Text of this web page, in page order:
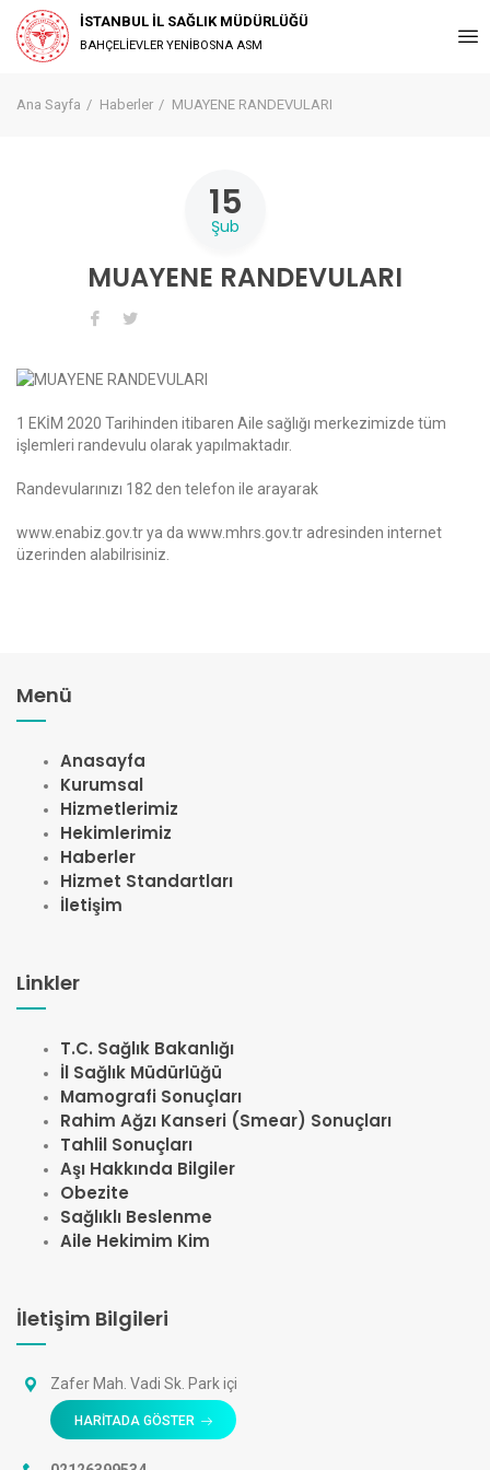
İSTANBUL İL SAĞLIK MÜDÜRLÜĞÜ
BAHÇELİEVLER YENİBOSNA ASM
Ana Sayfa Haberler MUAYENE RANDEVULARI
15
Şub
MUAYENE RANDEVULARI
1 EKİM 2020 Tarihinden itibaren Aile sağlığı merkezimizde tüm
işlemleri randevulu olarak yapılmaktadır.
Randevularınızı 182 den telefon ile arayarak
www.enabiz.gov.tr ya da www.mhrs.gov.tr adresinden internet
üzerinden alabilrisiniz.
Menü
Anasayfa
Kurumsal
Hizmetlerimiz
Hekimlerimiz
Haberler
Hizmet Standartları
İletişim
Linkler
T.C. Sağlık Bakanlığı
İl Sağlık Müdürlüğü
Mamografi Sonuçları
Rahim Ağzı Kanseri (Smear) Sonuçları
Tahlil Sonuçları
Aşı Hakkında Bilgiler
Obezite
Sağlıklı Beslenme
Aile Hekimim Kim
İletişim Bilgileri
Zafer Mah. Vadi Sk. Park içi
HARİTADA GÖSTER